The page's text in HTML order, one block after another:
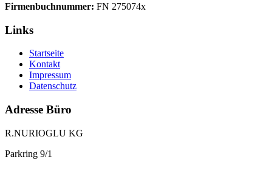
Firmenbuchnummer: FN 275074x
Links
Startseite
Kontakt
Impressum
Datenschutz
Adresse Büro
R.NURIOGLU KG
Parkring 9/1